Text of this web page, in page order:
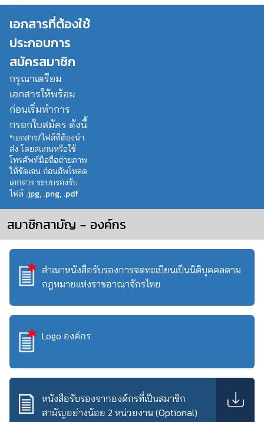
เอกสารที่ต้องใช้
ประกอบการ
สมัครสมาชิก
กรุณาเตรียม
เอกสารให้พร้อม
ก่อนเริ่มทำการ
กรอกใบสมัคร ดังนี้
*เอกสาร/ไฟล์ที่ต้องนำ
ส่ง โดยสแกนหรือใช้
โทรศัพท์มือถือถ่ายภาพ
ให้ชัดเจน ก่อนอัพโหลด
เอกสาร ระบบรองรับ
ไฟล์ .jpg, .png, .pdf
สมาชิกสามัญ – องค์กร
สำเนาหนังสือรับรองการจดทะเบียนเป็นนิติบุคคลตาม
กฎหมายแห่งราชอาณาจักรไทย
Logo องค์กร
หนังสือรับรองจากองค์กรที่เป็นสมาชิก
สามัญอย่างน้อย 2 หน่วยงาน (Optional)